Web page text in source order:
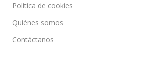
Política de cookies
Quiénes somos
Contáctanos